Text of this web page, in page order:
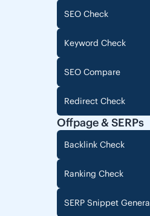
SEO Check
Keyword Check
SEO Compare
Redirect Check
Offpage & SERPs
Backlink Check
Ranking Check
SERP Snippet